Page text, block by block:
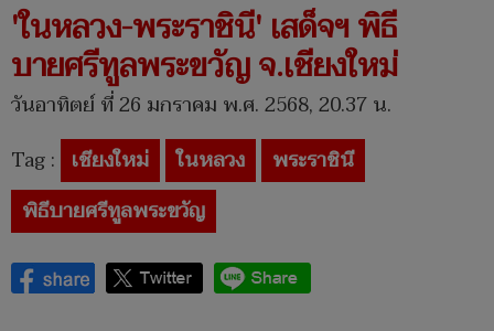
'ในหลวง-พระราชินี' เสด็จฯ พิธี
บายศรีทูลพระขวัญ จ.เชียงใหม่
วันอาทิตย์ ที่ 26 มกราคม พ.ศ. 2568, 20.37 น.
Tag : เชียงใหม่ ในหลวง
พระราชินี
พิธีบายศรีทูลพระขวัญ